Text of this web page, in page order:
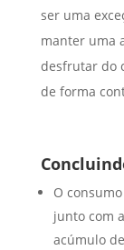
ser uma
manter uma
desfrutar do
de forma
O
junto com
acúmulo